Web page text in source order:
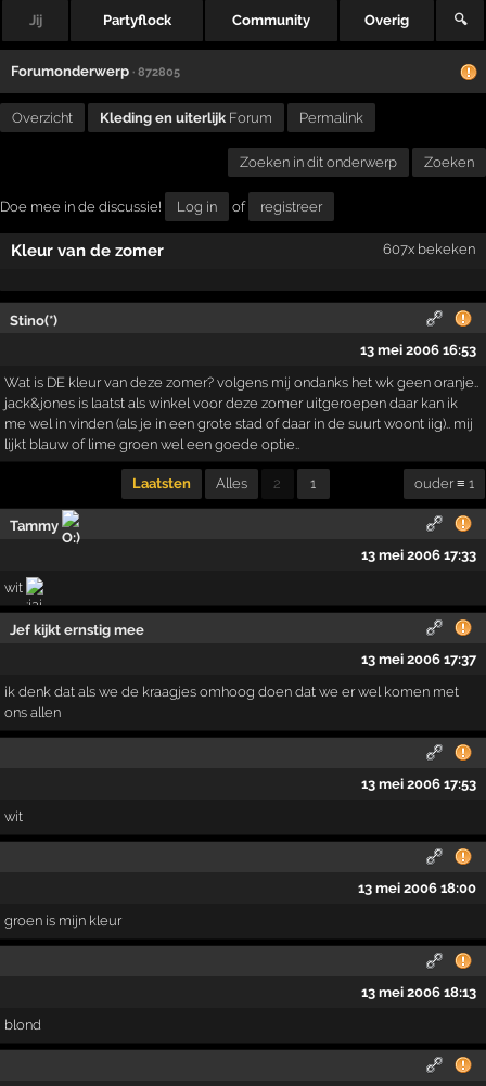
Jij Partyflock Community Overig 🔍
Forumonderwerp · 872805
Overzicht Kleding en uiterlijk Forum Permalink
Zoeken in dit onderwerp Zoeken
Doe mee in de discussie! Log in of registreer
Kleur van de zomer 607x bekeken
Stino(*)
13 mei 2006 16:53
Wat is DE kleur van deze zomer? volgens mij ondanks het wk geen oranje..
jack&jones is laatst als winkel voor deze zomer uitgeroepen daar kan ik
me wel in vinden (als je in een grote stad of daar in de suurt woont iig).. mij
lijkt blauw of lime groen wel een goede optie..
Laatsten Alles 2 1 ouder ≡ 1
Tammy
13 mei 2006 17:33
wit
Jef kijkt ernstig mee
13 mei 2006 17:37
ik denk dat als we de kraagjes omhoog doen dat we er wel komen met
ons allen
13 mei 2006 17:53
wit
13 mei 2006 18:00
groen is mijn kleur
13 mei 2006 18:13
blond